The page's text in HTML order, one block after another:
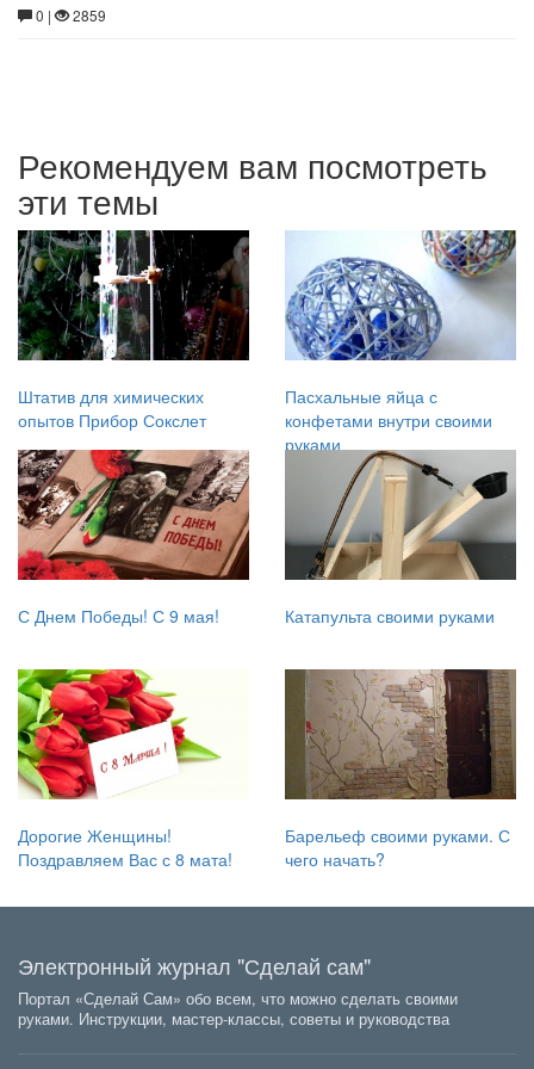
0 | 2859
Рекомендуем вам посмотреть
эти темы
Штатив для химических
опытов Прибор Сокслет
Пасхальные яйца с
конфетами внутри своими
руками
С Днем Победы! С 9 мая! Катапульта своими руками
Дорогие Женщины!
Поздравляем Вас с 8 мата!
Барельеф своими руками. С
чего начать?
Электронный журнал "Сделай сам"
Портал «Сделай Сам» обо всем, что можно сделать своими
руками. Инструкции, мастер-классы, советы и руководства